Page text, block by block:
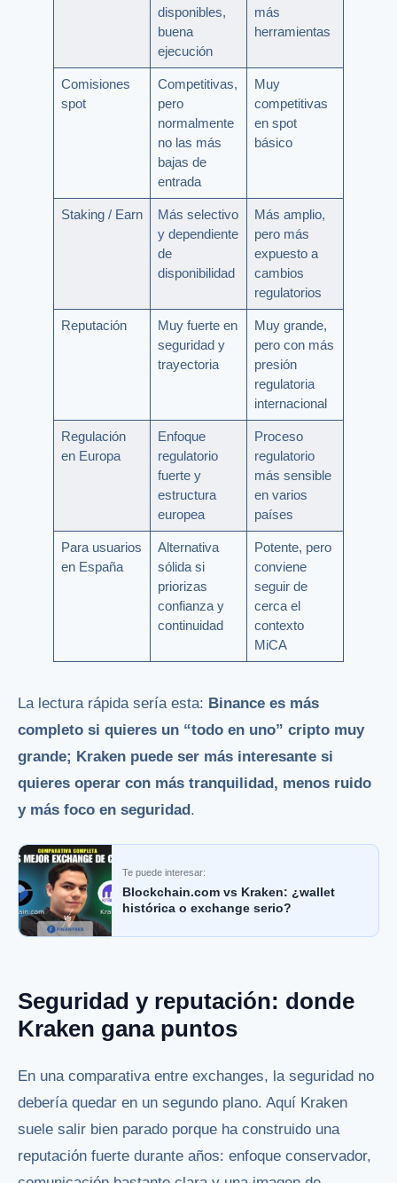
disponibles,
buena
ejecución
más
herramientas
Comisiones
spot
Competitivas,
pero
normalmente
no las más
bajas de
entrada
Muy
competitivas
en spot
básico
Staking / Earn
Más selectivo
y dependiente
de
disponibilidad
Más amplio,
pero más
expuesto a
cambios
regulatorios
Reputación
Muy fuerte en
seguridad y
trayectoria
Muy grande,
pero con más
presión
regulatoria
internacional
Regulación
en Europa
Enfoque
regulatorio
fuerte y
estructura
europea
Proceso
regulatorio
más sensible
en varios
países
Para usuarios
en España
Alternativa
sólida si
priorizas
confianza y
continuidad
Potente, pero
conviene
seguir de
cerca el
contexto
MiCA
La lectura rápida sería esta: Binance es más
completo si quieres un “todo en uno” cripto muy
grande; Kraken puede ser más interesante si
quieres operar con más tranquilidad, menos ruido
y más foco en seguridad.
Te puede interesar:
Blockchain.com vs Kraken: ¿wallet
histórica o exchange serio?
Seguridad y reputación: donde
Kraken gana puntos
En una comparativa entre exchanges, la seguridad no
debería quedar en un segundo plano. Aquí Kraken
suele salir bien parado porque ha construido una
reputación fuerte durante años: enfoque conservador,